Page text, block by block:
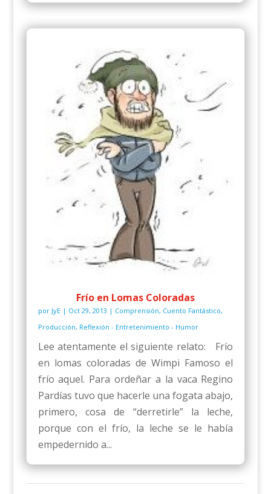
Frío en Lomas Coloradas
por JyE| Oct 29, 2013 | Comprensión, Cuento Fantástico,
Producción, Reflexión - Entretenimiento - Humor
Lee atentamente el siguiente relato: Frío
en lomas coloradas de Wimpi Famoso el
frío aquel. Para ordeñar a la vaca Regino
Pardías tuvo que hacerle una fogata abajo,
primero, cosa de “derretirle” la leche,
porque con el frío, la leche se le había
empedernido a...